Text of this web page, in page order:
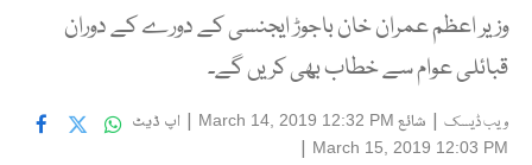
وزیر اعظم عمران خان باجوڑ ایجنسی کے دورے کے دوران
قبائلی عوام سے خطاب بھی کریں گے۔
ویب ڈیسک | شائع March 14, 2019 12:32 PM
| اپ ڈیٹ
March 15, 2019 12:03 PM
|